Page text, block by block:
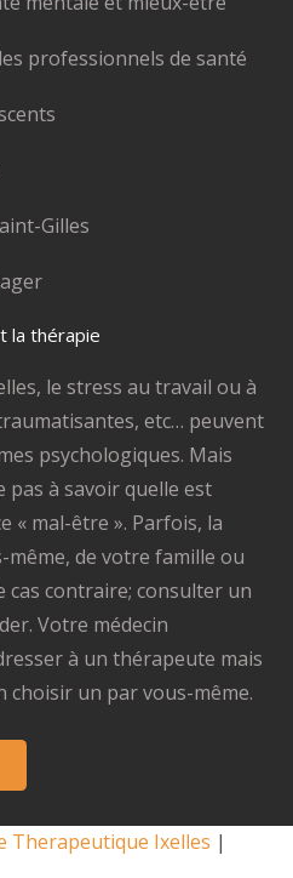
professionnels de santé
Gilles
la thérapie
le stress au travail ou à
etc… peuvent
psychologiques. Mais
pas à savoir quelle est
« mal-être ». Parfois, la
de votre famille ou
cas contraire; consulter un
Votre médecin
à un thérapeute mais
choisir un par vous-même.
Therapeutique Ixelles |